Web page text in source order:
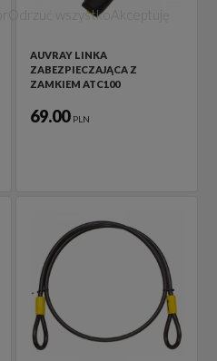
AUVRAY LINKA
ZABEZPIECZAJĄCA Z
ZAMKIEM ATC100
69.00 PLN
Odrzuć wszystko